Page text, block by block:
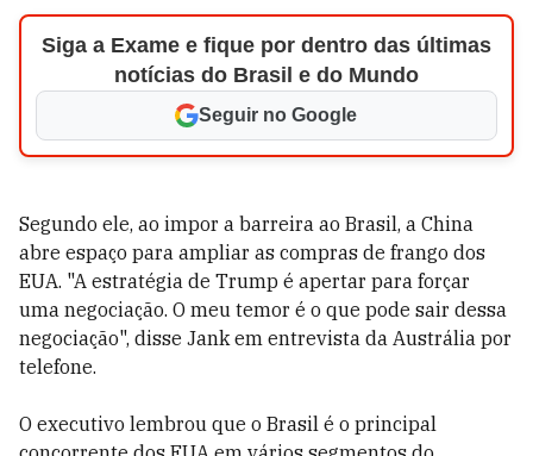
Siga a Exame e fique por dentro das últimas
notícias do Brasil e do Mundo
Seguir no Google
Segundo ele, ao impor a barreira ao Brasil, a China
abre espaço para ampliar as compras de frango dos
EUA. "A estratégia de Trump é apertar para forçar
uma negociação. O meu temor é o que pode sair dessa
negociação", disse Jank em entrevista da Austrália por
telefone.
O executivo lembrou que o Brasil é o principal